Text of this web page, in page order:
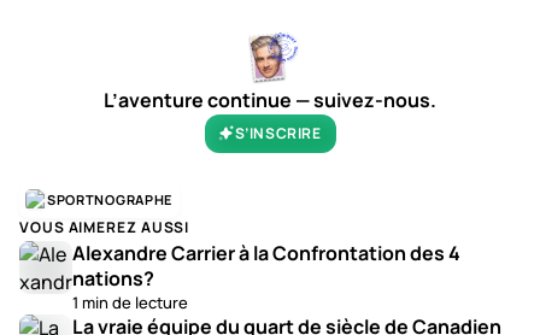
L’aventure continue — suivez-nous.
S’INSCRIRE
SPORTNOGRAPHE
VOUS AIMEREZ AUSSI
Alexandre Carrier à la Confrontation des 4
nations?
1 min de lecture
La vraie équipe du quart de siècle de Canadien